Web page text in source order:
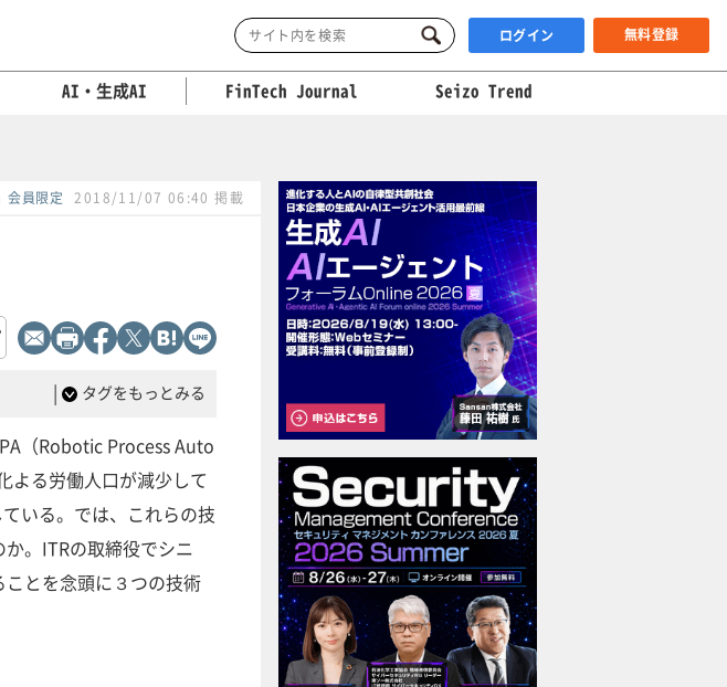
ログイン 無料登録
AI・生成AI FinTech Journal Seizo Trend
会員限定 2018/11/07 06:40 掲載
| タグをもっとみる
（Robotic Process Auto
よる労働人口が減少して
いる。では、これらの技
。ITRの取締役でシニ
とを念頭に３つの技術